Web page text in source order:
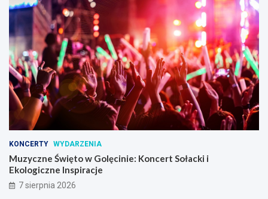
KONCERTY WYDARZENIA
Muzyczne Święto w Golęcinie: Koncert Sołacki i
Ekologiczne Inspiracje
7 sierpnia 2026